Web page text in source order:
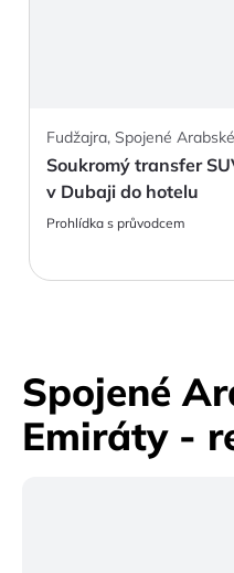
Fudžajra, Spojené
Soukromý transfer
v Dubaji do hotelu
Prohlídka s průvodcem
Spojené
Emiráty -